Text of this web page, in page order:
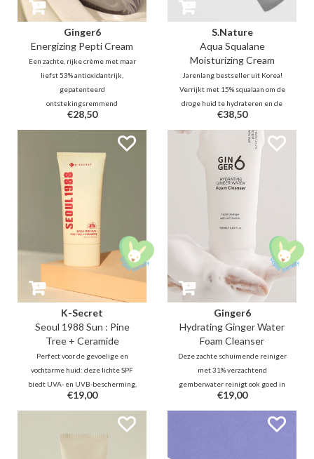
Ginger6
Energizing Pepti Cream
Een zachte, rijke crème met maar
liefst 53% antioxidantrijk,
gepatenteerd
ontstekingsremmend
gemberextractwater, Peptide 11-
complex (2000 PPM) en
niacinamide, deze crème helpt de
huidtextuur glad te maken en de
doffe teint op te fleuren.
€28,50
S.Nature
Aqua Squalane
Moisturizing Cream
Jarenlang bestseller uit Korea!
Verrijkt met 15% squalaan om de
droge huid te hydrateren en de
huidtextuur te egaliseren voor
een gladde en heldere teint.
Verkleint effectief vergrote
poriën en reguleert de
talgproductie voor een fijne en
gezonde huid.
€38,50
K-Secret
Seoul 1988 Sun : Pine
Tree + Ceramide
Perfect voor de gevoelige en
vochtarme huid: deze lichte SPF
biedt UVA- en UVB-bescherming,
terwijl het de huidbarrière
versterkt met Pine Tree Extract
(dennennaaldenextract), een 8-
peptidecomplex en ceramiden
€19,00
Ginger6
Hydrating Ginger Water
Foam Cleanser
Deze zachte schuimende reiniger
met 31% verzachtend
gemberwater reinigt ook goed in
de poriën dankzij microschuim en
ingrediënten zoals 0,5%
€19,00